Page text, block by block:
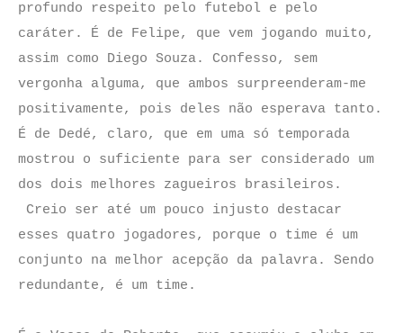
profundo respeito pelo futebol e pelo
caráter. É de Felipe, que vem jogando muito,
assim como Diego Souza. Confesso, sem
vergonha alguma, que ambos surpreenderam-me
positivamente, pois deles não esperava tanto.
É de Dedé, claro, que em uma só temporada
mostrou o suficiente para ser considerado um
dos dois melhores zagueiros brasileiros.
Creio ser até um pouco injusto destacar
esses quatro jogadores, porque o time é um
conjunto na melhor acepção da palavra. Sendo
redundante, é um time.